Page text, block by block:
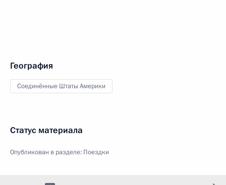
География
Соединённые Штаты Америки
Статус материала
Опубликован в разделе: Поездки